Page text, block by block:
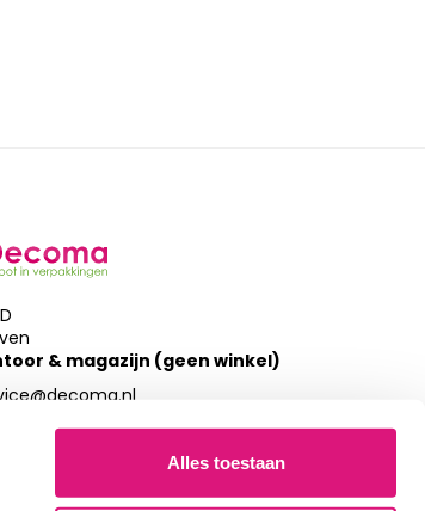
Alles toestaan
& magazijn (geen winkel)
van maandag t/m donderdag: 09:30